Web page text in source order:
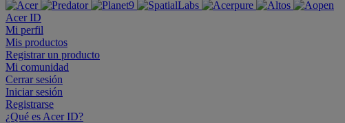
Acer ID
Mi perfil
Mis productos
Registrar un producto
Mi comunidad
Cerrar sesión
Iniciar sesión
Registrarse
¿Qué es Acer ID?